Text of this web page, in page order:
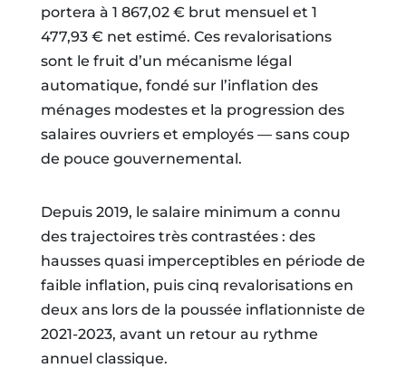
portera à 1 867,02 € brut mensuel et 1
477,93 € net estimé. Ces revalorisations
sont le fruit d’un mécanisme légal
automatique, fondé sur l’inflation des
ménages modestes et la progression des
salaires ouvriers et employés — sans coup
de pouce gouvernemental.
Depuis 2019, le salaire minimum a connu
des trajectoires très contrastées : des
hausses quasi imperceptibles en période de
faible inflation, puis cinq revalorisations en
deux ans lors de la poussée inflationniste de
2021-2023, avant un retour au rythme
annuel classique.